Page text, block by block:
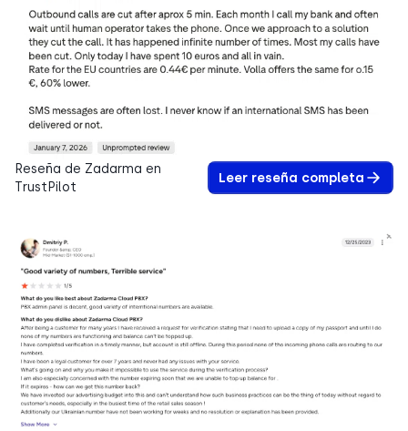
Reseña de Zadarma en
TrustPilot
Leer reseña completa